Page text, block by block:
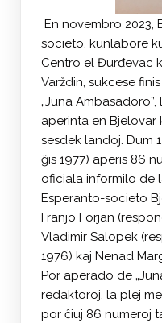
En novembro 2023,
societo, kunlabore
Centro el Đurđevac
Varždin, sukcese
„Juna
aperinta en Bjelovar
sesdek landoj. Dum
ĝis 1977) aperis 86
oficiala informilo de
Esperanto-societo
Franjo Forjan
Vladimir Salopek
1976) kaj Nenad
Por aperado de
redaktoroj, la plej
por ĉiuj 86 numeroj